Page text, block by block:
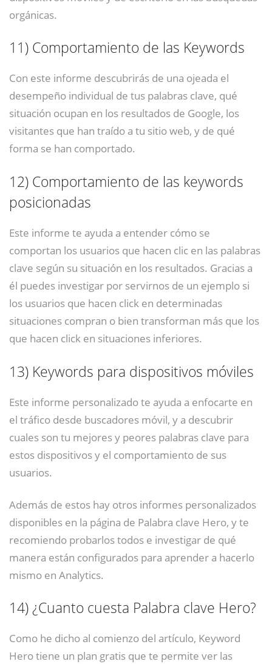
orgánicas.
11) Comportamiento de las Keywords
Con este informe descubrirás de una ojeada el
desempeño individual de tus palabras clave, qué
situación ocupan en los resultados de Google, los
visitantes que han traído a tu sitio web, y de qué
forma se han comportado.
12) Comportamiento de las keywords
posicionadas
Este informe te ayuda a entender cómo se
comportan los usuarios que hacen clic en las palabras
clave según su situación en los resultados. Gracias a
él puedes investigar por servirnos de un ejemplo si
los usuarios que hacen click en determinadas
situaciones compran o bien transforman más que los
que hacen click en situaciones inferiores.
13) Keywords para dispositivos móviles
Este informe personalizado te ayuda a enfocarte en
el tráfico desde buscadores móvil, y a descubrir
cuales son tu mejores y peores palabras clave para
estos dispositivos y el comportamiento de sus
usuarios.
Además de estos hay otros informes personalizados
disponibles en la página de Palabra clave Hero, y te
recomiendo probarlos todos e investigar de qué
manera están configurados para aprender a hacerlo
mismo en Analytics.
14)¿Cuanto cuesta Palabra clave Hero?
Como he dicho al comienzo del artículo, Keyword
Hero tiene un plan gratis que te permite ver las